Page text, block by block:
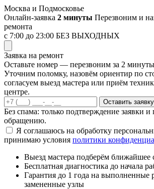
Перейти
к
содержимому
Москва и Подмосковье
Онлайн-заявка 2 минуты Перезвоним и
ремонта
с 7:00 до 23:00 БЕЗ ВЫХОДНЫХ
Заявка на ремонт
Оставьте номер — перезвоним за 2 минуты
Уточним поломку, назовём ориентир по
согласуем выезд мастера или приём
центре.
Оставить заявку
Без спама: только подтверждение заявки
обращению.
Я соглашаюсь на обработку
принимаю условия политики
Выезд мастера подберём ближайшее
Бесплатная диагностика до начала
Гарантия до 1 года на выполненные
замененные узлы